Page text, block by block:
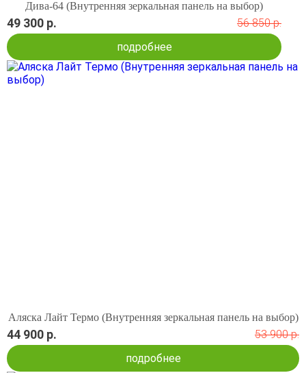
Дива-64 (Внутренняя зеркальная панель на выбор)
49 300 р.
56 850 р.
подробнее
Аляска Лайт Термо (Внутренняя зеркальная панель на выбор)
44 900 р.
53 900 р.
подробнее